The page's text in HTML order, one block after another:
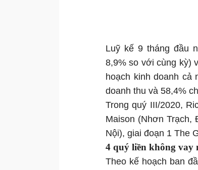
Luỹ kế 9 tháng đầu
8,9% so với cùng kỳ)
hoạch kinh doanh cả
doanh thu và 58,4%
Trong quý III/2020,
Maison (Nhơn Trạch,
Nội), giai đoạn 1 The
4 quý liền không vay
Theo kế hoạch ban